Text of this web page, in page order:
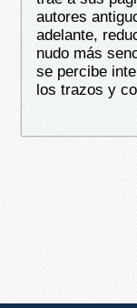
autores
adelante,
nudo más
se percibe
los trazos y